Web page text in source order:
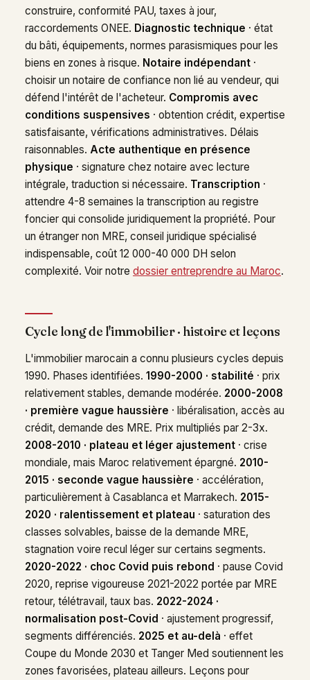
construire, conformité PAU, taxes à jour,
raccordements ONEE. Diagnostic technique · état
du bâti, équipements, normes parasismiques pour les
biens en zones à risque. Notaire indépendant ·
choisir un notaire de confiance non lié au vendeur, qui
défend l'intérêt de l'acheteur. Compromis avec
conditions suspensives · obtention crédit, expertise
satisfaisante, vérifications administratives. Délais
raisonnables. Acte authentique en présence
physique · signature chez notaire avec lecture
intégrale, traduction si nécessaire. Transcription ·
attendre 4-8 semaines la transcription au registre
foncier qui consolide juridiquement la propriété. Pour
un étranger non MRE, conseil juridique spécialisé
indispensable, coût 12 000-40 000 DH selon
complexité. Voir notre dossier entreprendre au Maroc.
Cycle long de l'immobilier · histoire et leçons
L'immobilier marocain a connu plusieurs cycles depuis
1990. Phases identifiées. 1990-2000 · stabilité · prix
relativement stables, demande modérée. 2000-2008
· première vague haussière · libéralisation, accès au
crédit, demande des MRE. Prix multipliés par 2-3x.
2008-2010 · plateau et léger ajustement · crise
mondiale, mais Maroc relativement épargné. 2010-
2015 · seconde vague haussière · accélération,
particulièrement à Casablanca et Marrakech. 2015-
2020 · ralentissement et plateau · saturation des
classes solvables, baisse de la demande MRE,
stagnation voire recul léger sur certains segments.
2020-2022 · choc Covid puis rebond · pause Covid
2020, reprise vigoureuse 2021-2022 portée par MRE
retour, télétravail, taux bas. 2022-2024 ·
normalisation post-Covid · ajustement progressif,
segments différenciés. 2025 et au-delà · effet
Coupe du Monde 2030 et Tanger Med soutiennent les
zones favorisées, plateau ailleurs. Leçons pour